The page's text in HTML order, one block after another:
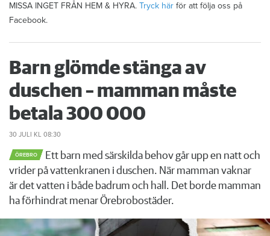
MISSA INGET FRÅN HEM & HYRA. Tryck här för att följa oss på
Facebook.
Barn glömde stänga av
duschen – mamman måste
betala 300 000
30 JULI KL 08:30
ÖREBRO
Ett barn med särskilda behov går upp en natt och
vrider på vattenkranen i duschen. När mamman vaknar
är det vatten i både badrum och hall. Det borde mamman
ha förhindrat menar Örebrobostäder.